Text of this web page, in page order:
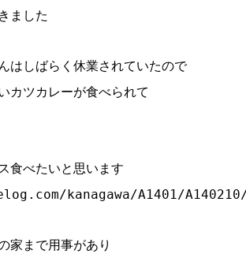
ました
はしばらく休業されていたので
カツカレーが食べられて
食べたいと思います
kanagawa/A1401/
家まで用事があり